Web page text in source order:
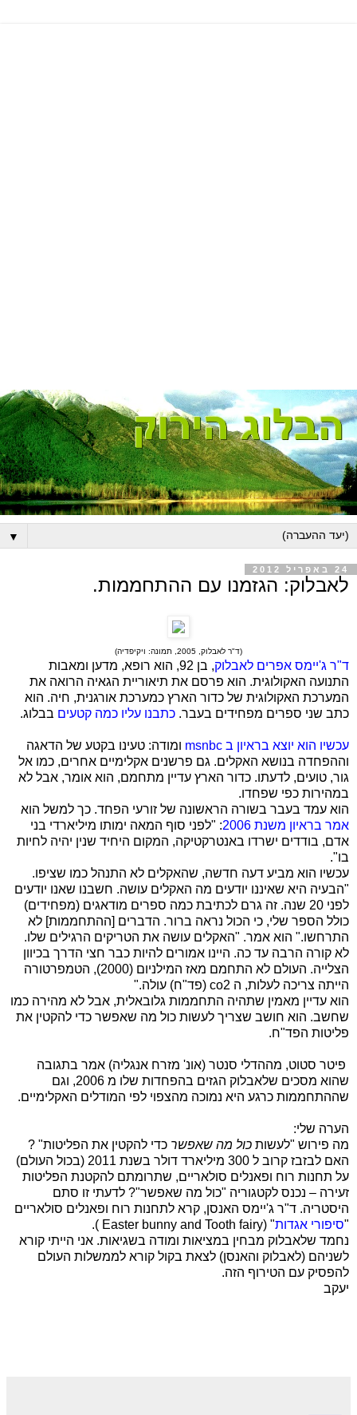
▼
24 באפריל 2012
לאבלוק: הגזמנו עם ההתחממות.
(ד"ר לאבלוק, 2005, תמונה: ויקיפדיה)
ד"ר ג'יימס אפרים לאבלוק
, בן 92, הוא רופא, מדען ומאבות
התנועה האקולוגית. הוא פרסם את תיאוריית הגאיה הרואה את
המערכת האקולוגית של כדור הארץ כמערכת אורגנית, חיה. הוא
כתב שני ספרים מפחידים בעבר. כתבנו עליו כמה קטעים בבלוג.
עכשיו הוא יוצא בראיון ב msnbc ומודה: טעינו בקטע של הדאגה
וההפחדה בנושא האקלים. גם פרשנים אקלימיים אחרים, כמו אל
גור, טועים, לדעתו. כדור הארץ עדיין מתחמם, הוא אומר, אבל לא
במהירות כפי שפחדו.
הוא עמד בעבר בשורה הראשונה של זורעי הפחד. כך למשל הוא
אמר בראיון משנת 2006
: "לפני סוף המאה ימותו מיליארדי בני
אדם, בודדים ישרדו באנטרקטיקה, המקום היחיד שנין יהיה לחיות
בו".
עכשיו הוא מביע דעה חדשה, שהאקלים לא התנהל כמו שציפו.
"הבעיה היא שאיננו יודעים מה האקלים עושה. חשבנו שאנו יודעים
לפני 20 שנה. זה גרם לכתיבת כמה ספרים מודאגים (מפחידים)
כולל הספר שלי, כי הכול נראה ברור. הדברים [ההתחממות] לא
התרחשו." הוא אמר. "האקלים עושה את הטריקים הרגילים שלו.
לא קורה הרבה עד כה. היינו אמורים להיות כבר חצי הדרך בכיוון
הצלייה. העולם לא התחמם מאז המילניום (2000), הטמפרטורה
הייתה צריכה לעלות, ה co2 (פד"ח) עולה."
הוא עדיין מאמין שתהיה התחממות גלובאלית, אבל לא מהירה כמו
שחשב. הוא חושב שצריך לעשות כול מה שאפשר כדי להקטין את
פליטות הפד"ח.
פיטר סטוט, מההדלי סנטר (אונ' מזרח אנגליה) אמר בתגובה
שהוא מסכים שלאבלוק הגזים בהפחדות שלו מ 2006, וגם
שההתחממות כרגע היא נמוכה מהצפוי לפי המודלים האקלימיים.
הערה שלי:
מה פירוש "לעשות כול מה שאפשר כדי להקטין את הפליטות" ?
האם לבזבז קרוב ל 300 מיליארד דולר בשנת 2011 (בכול העולם)
על תחנות רוח ופאנלים סולאריים, שתרומתם להקטנת הפליטות
זעירה – נכנס לקטגוריה "כול מה שאפשר"? לדעתי זו סתם
היסטריה. ד"ר ג'יימס האנסן, קרא לתחנות רוח ופאנלים סולאריים
"סיפורי אגדות" (
Easter bunny and Tooth fairy
).
נחמד שלאבלוק מבחין במציאות ומודה בשגיאות. אני הייתי קורא
לשניהם (לאבלוק והאנסן) לצאת בקול קורא לממשלות העולם
להפסיק עם הטירוף הזה.
יעקב